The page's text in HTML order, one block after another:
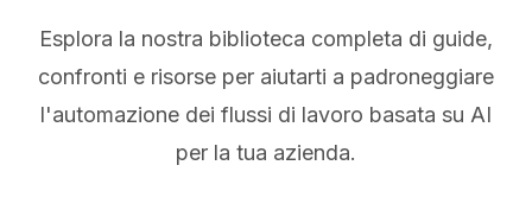
Legale
Produttività
SaaS B2B
Esplora la nostra biblioteca completa di guide,
confronti e risorse per aiutarti a padroneggiare
l'automazione dei flussi di lavoro basata su AI
per la tua azienda.